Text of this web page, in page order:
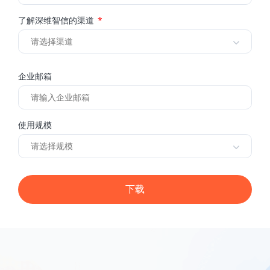
了解深维智信的渠道
企业邮箱
使用规模
下载